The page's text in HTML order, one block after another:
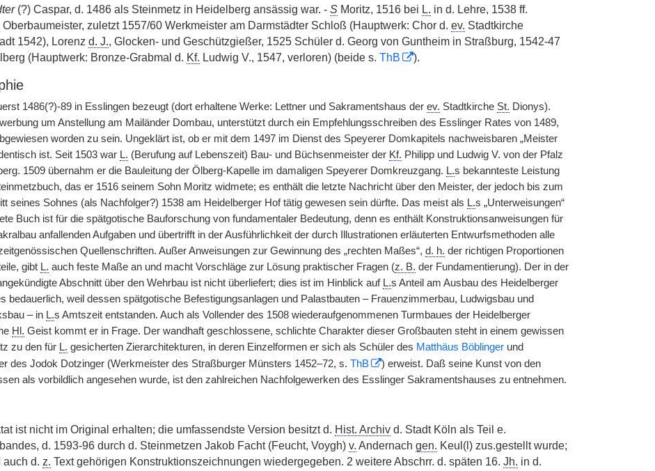
(?) Caspar, d. 1486 als Steinmetz in Heidelberg ansässig war. - SMoritz, 1516 bei L. in d. Lehre, 1538 ff.
Oberbaumeister, zuletzt 1557/60 Werkmeister am Darmstädter Schloß (Hauptwerk: Chor d. ev. Stadtkirche
1542), Lorenz d. J., Glocken- und Geschützgießer, 1525 Schüler d. Georg von Guntheim in Straßburg, 1542-47
(Hauptwerk: Bronze-Grabmal d. Kf. Ludwig V., 1547, verloren) (beide s. ThB ).
1486(?)-89 in Esslingen bezeugt (dort erhaltene Werke: Lettner und Sakramentshaus der ev. Stadtkirche St. Dionys).
um Anstellung am Mailänder Dombau, unterstützt durch ein Empfehlungsschreiben des Esslinger Rates von 1489,
worden zu sein. Ungeklärt ist, ob er mit dem 1497 im Dienst des Speyerer Domkapitels nachweisbaren „Meister
ist. Seit 1503 war L. (Berufung auf Lebenszeit) Bau- und Büchsenmeister der Kf. Philipp und Ludwig V. von der Pfalz
1509 übernahm er die Bauleitung der Ölberg-Kapelle im damaligen Speyerer Domkreuzgang. L.s bekannteste Leistung
das er 1516 seinem Sohn Moritz widmete; es enthält die letzte Nachricht über den Meister, der jedoch bis zum
seines Sohnes (als Nachfolger?) 1538 am Heidelberger Hof tätig gewesen sein dürfte. Das meist als L.s „Unterweisungen“
Buch ist für die spätgotische Bauforschung von fundamentaler Bedeutung, denn es enthält Konstruktionsanweisungen für
anfallenden Aufgaben und übertrifft in der Ausführlichkeit der durch Illustrationen erläuterten Entwurfsmethoden alle
Quellenschriften. Außer Anweisungen zur Gewinnung des „rechten Maßes“, d. h. der richtigen Proportionen
gibt L. auch feste Maße an und macht Vorschläge zur Lösung praktischer Fragen (z. B. der Fundamentierung). Der in der
Abschnitt über den Wehrbau ist nicht überliefert; dies ist im Hinblick auf L.s Anteil am Ausbau des Heidelberger
bedauerlich, weil dessen spätgotische Befestigungsanlagen und Palastbauten – Frauenzimmerbau, Ludwigsbau und
– in L.s Amtszeit entstanden. Auch als Vollender des 1508 wiederaufgenommenen Turmbaues der Heidelberger
Hl. Geist kommt er in Frage. Der wandhaft geschlossene, schlichte Charakter dieser Großbauten steht in einem gewissen
zu den für L. gesicherten Zierarchitekturen, in deren Einzelformen er sich als Schüler des Matthäus Böblingerund
des Jodok Dotzinger (Werkmeister des Straßburger Münsters 1452–72, s. ThB
) erweist. Daß seine Kunst von den
als vorbildlich angesehen wurde, ist den zahlreichen Nachfolgewerken des Esslinger Sakramentshauses zu entnehmen.
ist nicht im Original erhalten; die umfassendste Version besitzt d. Hist. Archivd. Stadt Köln als Teil e.
d. 1593-96 durch d. Steinmetzen Jakob Facht (Feucht, Voygh) v. Andernach gen. Keul(l) zus.gestellt wurde;
auch d. z. Text gehörigen Konstruktionszeichnungen wiedergegeben. 2 weitere Abschrr. d. späten 16. Jh. in d.